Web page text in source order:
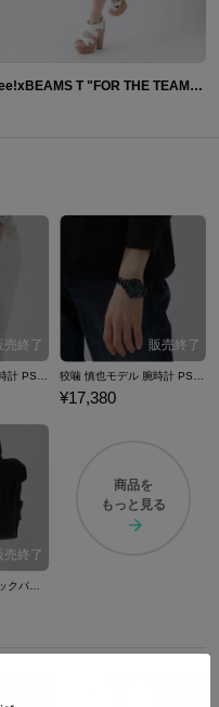
Free!xBEAMS T "FOR THE TEAM"Tシャツ
槙島 聖護モデル 腕時計 PSYCHO-PASS サイコパス 狡噛 慎也モデル 腕時計 PSYCHO-PASS サイコパス
¥17,380
狡噛 慎也モデル バックパック PSYCHO-PASS サイコパス
商品を
もっと見る